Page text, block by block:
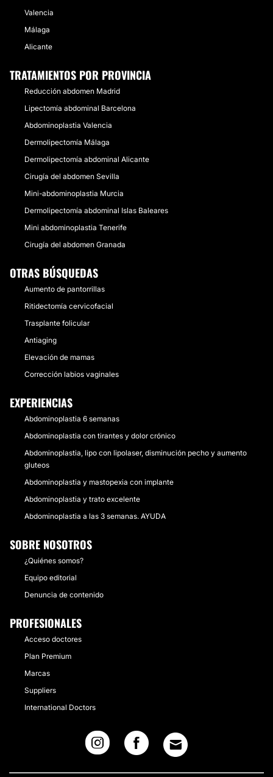
Valencia
Málaga
Alicante
TRATAMIENTOS POR PROVINCIA
Reducción abdomen Madrid
Lipectomía abdominal Barcelona
Abdominoplastia Valencia
Dermolipectomía Málaga
Dermolipectomía abdominal Alicante
Cirugía del abdomen Sevilla
Mini-abdominoplastia Murcia
Dermolipectomía abdominal Islas Baleares
Mini abdominoplastia Tenerife
Cirugía del abdomen Granada
OTRAS BÚSQUEDAS
Aumento de pantorrillas
Ritidectomía cervicofacial
Trasplante folicular
Antiaging
Elevación de mamas
Corrección labios vaginales
EXPERIENCIAS
Abdominoplastia 6 semanas
Abdominoplastia con tirantes y dolor crónico
Abdominoplastia, lipo con lipolaser, disminución pecho y aumento
gluteos
Abdominoplastia y mastopexia con implante
Abdominoplastia y trato excelente
Abdominoplastia a las 3 semanas. AYUDA
SOBRE NOSOTROS
¿Quiénes somos?
Equipo editorial
Denuncia de contenido
PROFESIONALES
Acceso doctores
Plan Premium
Marcas
Suppliers
International Doctors